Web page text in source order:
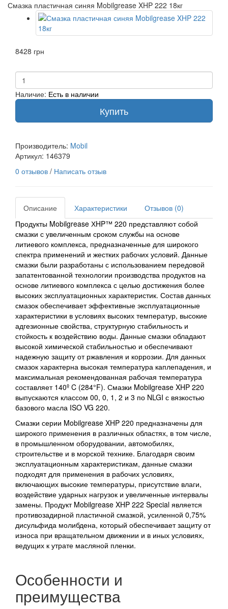
Смазка пластичная синяя Mobilgrease XHP 222 18кг
8428 грн
Наличие: Есть в наличии
Купить
Производитель: Mobil
Артикул: 146379
0 отзывов / Написать отзыв
Описание Характеристики
Отзывов (0)
Продукты Mobilgrease ХHP™ 220 представляют собой
смазки с увеличенным сроком службы на основе
литиевого комплекса, предназначенные для широкого
спектра применений и жестких рабочих условий. Данные
смазки были разработаны с использованием передовой
запатентованной технологии производства продуктов на
основе литиевого комплекса с целью достижения более
высоких эксплуатационных характеристик. Состав данных
смазок обеспечивает эффективные эксплуатационные
характеристики в условиях высоких температур, высокие
адгезионные свойства, структурную стабильность и
стойкость к воздействию воды. Данные смазки обладают
высокой химической стабильностью и обеспечивают
надежную защиту от ржавления и коррозии. Для данных
смазок характерна высокая температура каплепадения, и
максимальная рекомендованная рабочая температура
составляет 140º C (284°F). Смазки Mobilgrease XHP 220
выпускаются классом 00, 0, 1, 2 и 3 по NLGI с вязкостью
базового масла ISO VG 220.
Смазки серии Mobilgrease XHP 220 предназначены для
широкого применения в различных областях, в том числе,
в промышленном оборудовании, автомобилях,
строительстве и в морской технике. Благодаря своим
эксплуатационным характеристикам, данные смазки
подходят для применения в рабочих условиях,
включающих высокие температуры, присутствие влаги,
воздействие ударных нагрузок и увеличенные интервалы
замены. Продукт Mobilgrease XHP 222 Special является
противозадирной пластичной смазкой, усиленной 0,75%
дисульфида молибдена, который обеспечивает защиту от
износа при вращательном движении и в иных условиях,
ведущих к утрате масляной пленки.
Особенности и
преимущества